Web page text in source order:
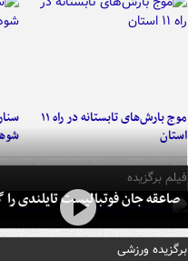
موج بارش‌های تابستانه در راه ۱۱
استان
فیلم برگزیده
صاعقه جان فوتبالیست تایلندی
برگزیده ورزشی